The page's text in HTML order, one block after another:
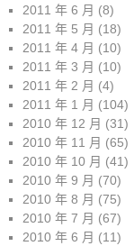
2011 年 6 月 (8)
2011 年 5 月 (18)
2011 年 4 月 (10)
2011 年 3 月 (10)
2011 年 2 月 (4)
2011 年 1 月 (104)
2010 年 12 月 (31)
2010 年 11 月 (65)
2010 年 10 月 (41)
2010 年 9 月 (70)
2010 年 8 月 (75)
2010 年 7 月 (67)
2010 年 6 月 (11)